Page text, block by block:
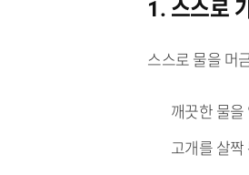
1. 스스로
스스로 물을 머
깨끗한 물
고개를 살